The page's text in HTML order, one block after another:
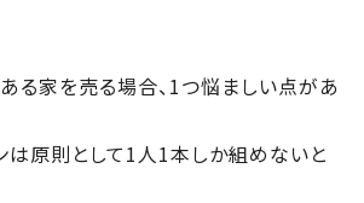
る家を売る場合、1つ悩ましい点があ
は原則として1人1本しか組めないと